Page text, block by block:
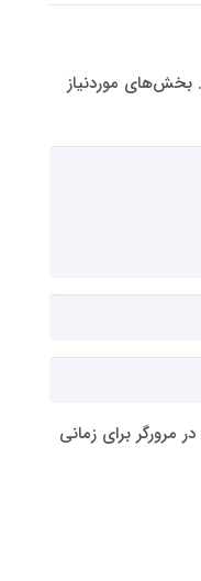
بخش‌های موردنیاز
مرورگر برای زمانی